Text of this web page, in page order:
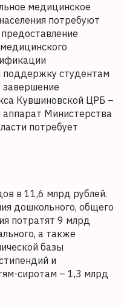
медицинское
потребуют
поддержку студентам
завершение
Кувшиновской ЦРБ –
Министерства
потребует
в 11,6 млрд рублей.
дошкольного, общего
потратят 9 млрд
а также
базы
и
сиротам – 1,3 млрд